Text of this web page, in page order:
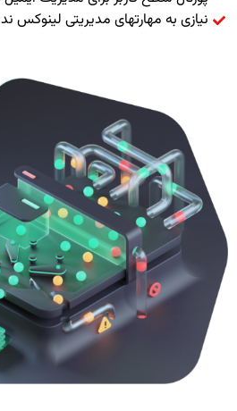
نیازی به مهارتهای مدیریتی لینوکس